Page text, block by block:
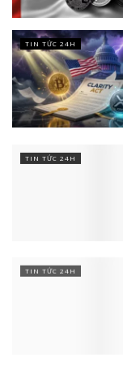
TIN TỨC 24H
TIN TỨC 24H